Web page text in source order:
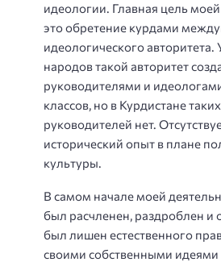
идеологии. Главная цель
это обретение курдами
идеологического авторитета.
народов такой авторитет
руководителями и
классов, но в Курдистане
руководителей нет.
исторический опыт в плане
культуры.
В самом начале моей
был расчленен, раздроблен и
был лишен естественного
своими собственными